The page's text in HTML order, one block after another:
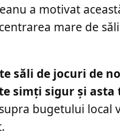
a motivat
mare de
săli de jocuri de
simţi sigur şi asta
bugetului local